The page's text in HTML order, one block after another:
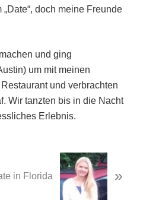
doch meine Freunde
und ging
um mit meinen
und verbrachten
Wir tanzten bis in die Nacht
Erlebnis.
in Florida »